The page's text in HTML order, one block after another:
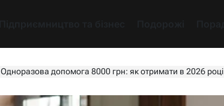
Одноразова допомога 8000 грн: як отримати в 2026 році